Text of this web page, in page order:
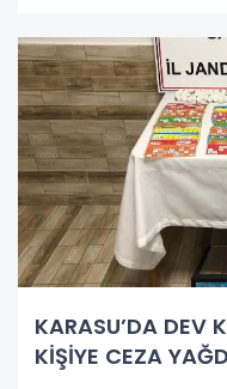
KARASU’DA DEV
KİŞİYE CEZA